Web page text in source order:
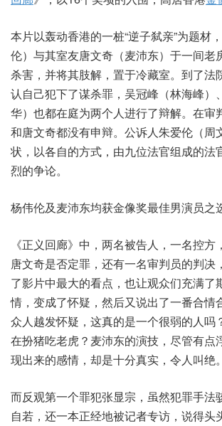
本片以轰动香港的一桩“逆子弑亲”为题材
伦）与其室友唐文奇（麦沛东）于一间老
杀害，并将其肢解，置于冷藏室。到了法
认自己犯下了谋杀罪，吴冠峰（林海峰）
华）也都在庭为两个人进行了辩解。在审
和唐文奇都没有申辩。公诉人朱爱伦（周
状，以各自的方式，由九位法官组成的法
烈的争论。
杨伟伦及麦沛东均获金像奖最佳男演员之
《正义回廊》中，两名被告人，一名控方
唐文奇是否定罪，还有一名审判员的判决
了影片中最大的看点，也让观众们充满了
情，变成了怀疑，然后又说出了一番合情
众人越发怀疑，这真的是一个很弱的人吗
在扮猪吃老虎？麦沛东的演技，尽管有点
现出来的感情，却是十分真实，令人叫绝。
而反观第一个罪犯张显宗，虽然犯罪手法
自若，还一本正经地被记者专访，说得头